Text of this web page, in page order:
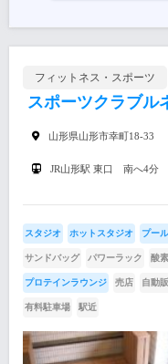
フィットネス・スポーツ
スポーツクラブル
山形県山形市幸町18-33
JR山形駅 東口 南へ4分
スタジオ ホットスタジオ プール
サンドバッグ パワーラック 酸
プロテインラウンジ 売店 自動
有料駐車場 駅近